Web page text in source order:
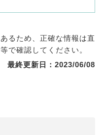
るため、正確な情報は直
で確認してください。
最終更新日：2023/06/08